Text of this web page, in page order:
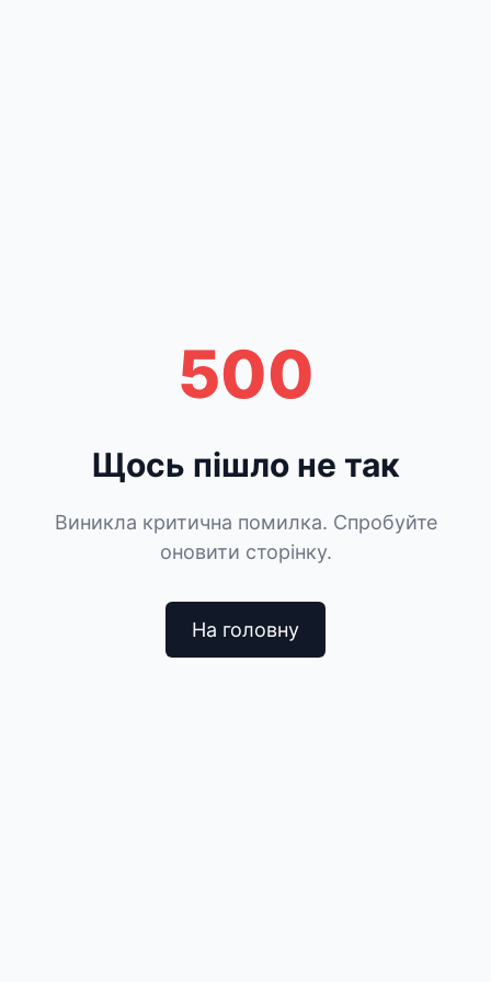
500
Щось пішло не так
Виникла критична помилка. Спробуйте
оновити сторінку.
На головну